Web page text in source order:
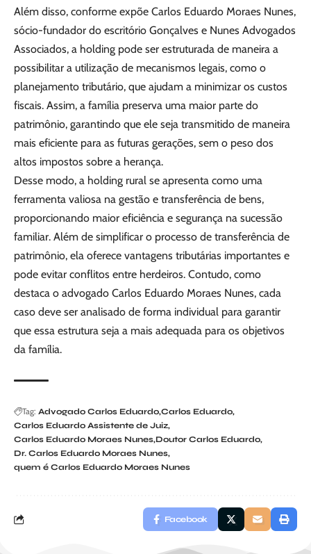
Além disso, conforme expõe Carlos Eduardo Moraes Nunes,
sócio-fundador do escritório Gonçalves e Nunes Advogados
Associados, a holding pode ser estruturada de maneira a
possibilitar a utilização de mecanismos legais, como o
planejamento tributário, que ajudam a minimizar os custos
fiscais. Assim, a família preserva uma maior parte do
patrimônio, garantindo que ele seja transmitido de maneira
mais eficiente para as futuras gerações, sem o peso dos
altos impostos sobre a herança.
Desse modo, a holding rural se apresenta como uma
ferramenta valiosa na gestão e transferência de bens,
proporcionando maior eficiência e segurança na sucessão
familiar. Além de simplificar o processo de transferência de
patrimônio, ela oferece vantagens tributárias importantes e
pode evitar conflitos entre herdeiros. Contudo, como
destaca o advogado Carlos Eduardo Moraes Nunes, cada
caso deve ser analisado de forma individual para garantir
que essa estrutura seja a mais adequada para os objetivos
da família.
Tag: Advogado Carlos Eduardo Carlos Eduardo
Carlos Eduardo Assistente de Juiz
Carlos Eduardo Moraes Nunes Doutor Carlos Eduardo
Dr. Carlos Eduardo Moraes Nunes
quem é Carlos Eduardo Moraes Nunes
Facebook